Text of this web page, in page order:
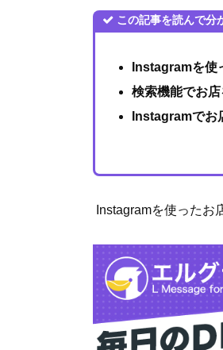
この記事を読んで分
Instagramを使
検索機能でお
Instagramでお
Instagramを使ったお